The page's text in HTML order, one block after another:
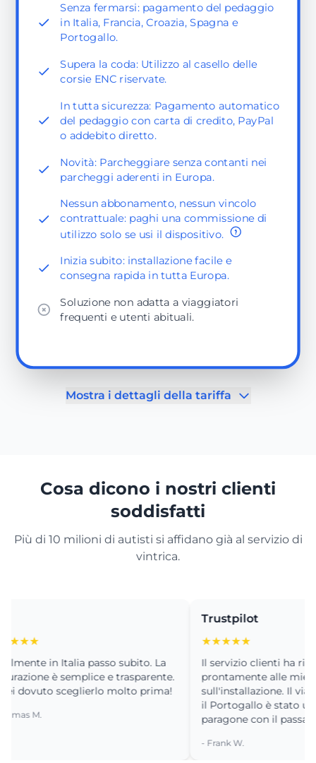
Senza fermarsi: pagamento del pedaggio
in Italia, Francia, Croazia, Spagna e
Portogallo.
Supera la coda: Utilizzo al casello delle
corsie ENC riservate.
In tutta sicurezza: Pagamento automatico
del pedaggio con carta di credito, PayPal
o addebito diretto.
Novità: Parcheggiare senza contanti nei
parcheggi aderenti in Europa.
Nessun abbonamento, nessun vincolo
contrattuale: paghi una commissione di
utilizzo solo se usi il dispositivo.
Inizia subito: installazione facile e
consegna rapida in tutta Europa.
Soluzione non adatta a viaggiatori
frequenti e utenti abituali.
Mostra i dettagli della tariffa
Cosa dicono i nostri clienti
soddisfatti
Più di 10 milioni di autisti si affidano già al servizio di
vintrica.
in Italia passo subito. La
è semplice e trasparente.
sceglierlo molto prima!
Trustpilot
★★★★★
Il servizio clienti ha risposto
prontamente alle mie
sull'installazione. Il viaggio
il Portogallo è stato un
paragone con il passato.
- Frank W.